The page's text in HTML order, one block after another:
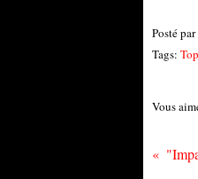
Posté
Tags:
Vous